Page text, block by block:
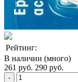
Рейтинг:
В наличии (много)
261 руб. 290 руб.